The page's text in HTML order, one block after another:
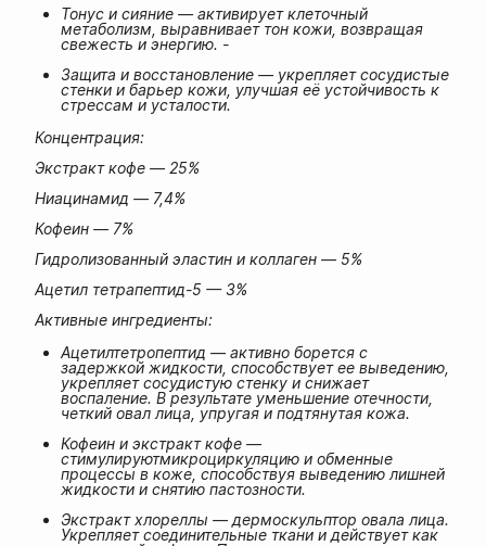
Тонус и сияние — активирует клеточный
метаболизм, выравнивает тон кожи, возвращая
свежесть и энергию. -
Защита и восстановление — укрепляет сосудистые
стенки и барьер кожи, улучшая её устойчивость к
стрессам и усталости.
Концентрация:
Экстракт кофе — 25%
Ниацинамид — 7,4%
Кофеин — 7%
Гидролизованный эластин и коллаген — 5%
Ацетил тетрапептид-5 — 3%
Активные ингредиенты:
Ацетилтетропептид — активно борется с
задержкой жидкости, способствует ее выведению,
укрепляет сосудистую стенку и снижает
воспаление. В результате уменьшение отечности,
четкий овал лица, упругая и подтянутая кожа.
Кофеин и экстракт кофе —
стимулируютмикроциркуляцию и обменные
процессы в коже, способствуя выведению лишней
жидкости и снятию пастозности.
Экстракт хлореллы — дермоскульптор овала лица.
Укрепляет соединительные ткани и действует как